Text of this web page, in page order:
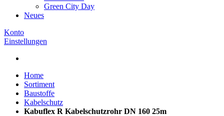
Green City Day
Neues
Konto
Einstellungen
Home
Sortiment
Baustoffe
Kabelschutz
Kabuflex R Kabelschutzrohr DN 160 25m